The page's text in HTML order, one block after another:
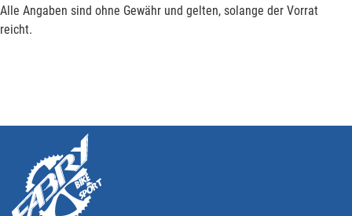
Alle Angaben sind ohne Gewähr und gelten, solange der Vorrat
reicht.